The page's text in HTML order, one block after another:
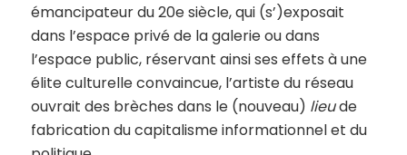
émancipateur du 20e siècle, qui (s’)exposait
dans l’espace privé de la galerie ou dans
l’espace public, réservant ainsi ses effets à une
élite culturelle convaincue, l’artiste du réseau
ouvrait des brèches dans le (nouveau) lieude
fabrication du capitalisme informationnel et du